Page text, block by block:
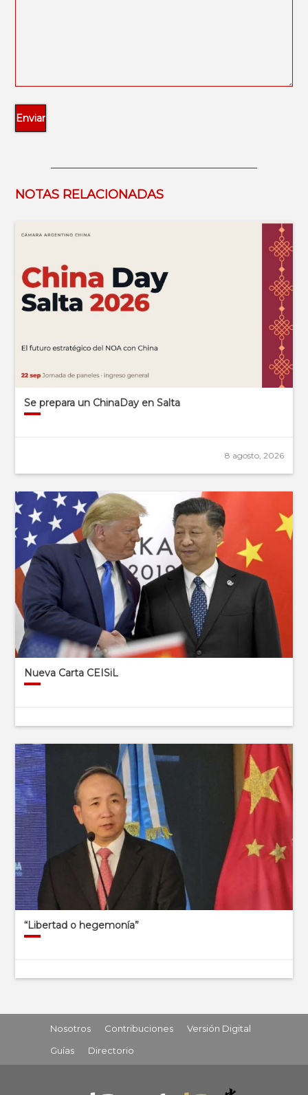
NOTAS RELACIONADAS
Se prepara un ChinaDay en Salta
8 agosto, 2026
Nueva Carta CEISiL
“Libertad o hegemonía”
Nosotros Contribuciones
Versión Digital
Guías
Directorio